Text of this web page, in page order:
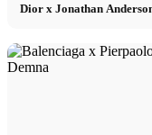
Dior x Jonathan